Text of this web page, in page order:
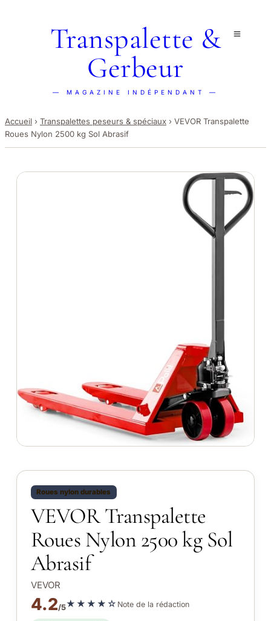
Transpalette &
Gerbeur
— MAGAZINE INDÉPENDANT —
Accueil › Transpalettes peseurs & spéciaux › VEVOR Transpalette
Roues Nylon 2500 kg Sol Abrasif
Roues nylon durables
VEVOR Transpalette
Roues Nylon 2500 kg Sol
Abrasif
VEVOR
4.2/5★★★★☆ Note de la rédaction